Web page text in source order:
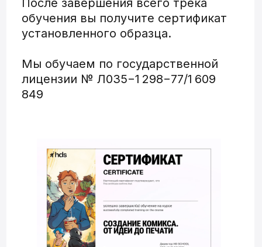
Свыше120 практических заданий,
которые позволят вам отработать все
важные и необходимые навыки для
работы в творческой индустрии
2D-художника с опытом работы в арт-
индустрии